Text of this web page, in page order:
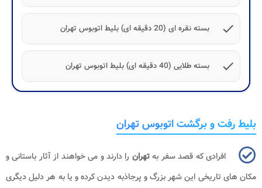
check بسته نقره ای (20 دقیقه ای) بلیط اتوبوس تهران
check بسته طلایی (40 دقیقه ای) بلیط اتوبوس تهران
بلیط رفت و برگشت اتوبوس تهران
افرادی که قصد سفر بهتهران را دارند و می خواهند از آثار باستانی و
مکان های تاریخی این شهر بزرگ و پرجاذبه دیدن کرده و یا به هر دلیل دیگری